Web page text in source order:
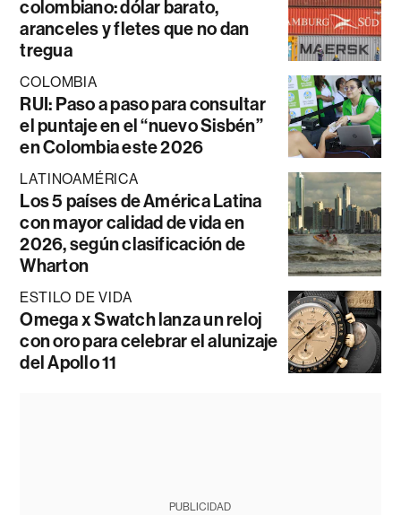
colombiano: dólar barato,
aranceles y fletes que no dan
tregua
COLOMBIA
RUI: Paso a paso para consultar
el puntaje en el “nuevo Sisbén”
en Colombia este 2026
LATINOAMÉRICA
Los 5 países de América Latina
con mayor calidad de vida en
2026, según clasificación de
Wharton
ESTILO DE VIDA
Omega x Swatch lanza un reloj
con oro para celebrar el alunizaje
del Apollo 11
PUBLICIDAD